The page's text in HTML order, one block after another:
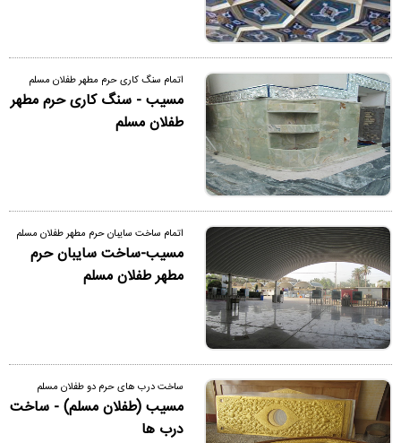
اتمام سنگ کاری حرم مطهر طفلان مسلم
مسیب - سنگ کاری حرم مطهر
طفلان مسلم
اتمام ساخت سایبان حرم مطهر طفلان مسلم
مسیب-ساخت سایبان حرم
مطهر طفلان مسلم
ساخت درب های حرم دو طفلان مسلم
مسیب (طفلان مسلم) - ساخت
درب ها